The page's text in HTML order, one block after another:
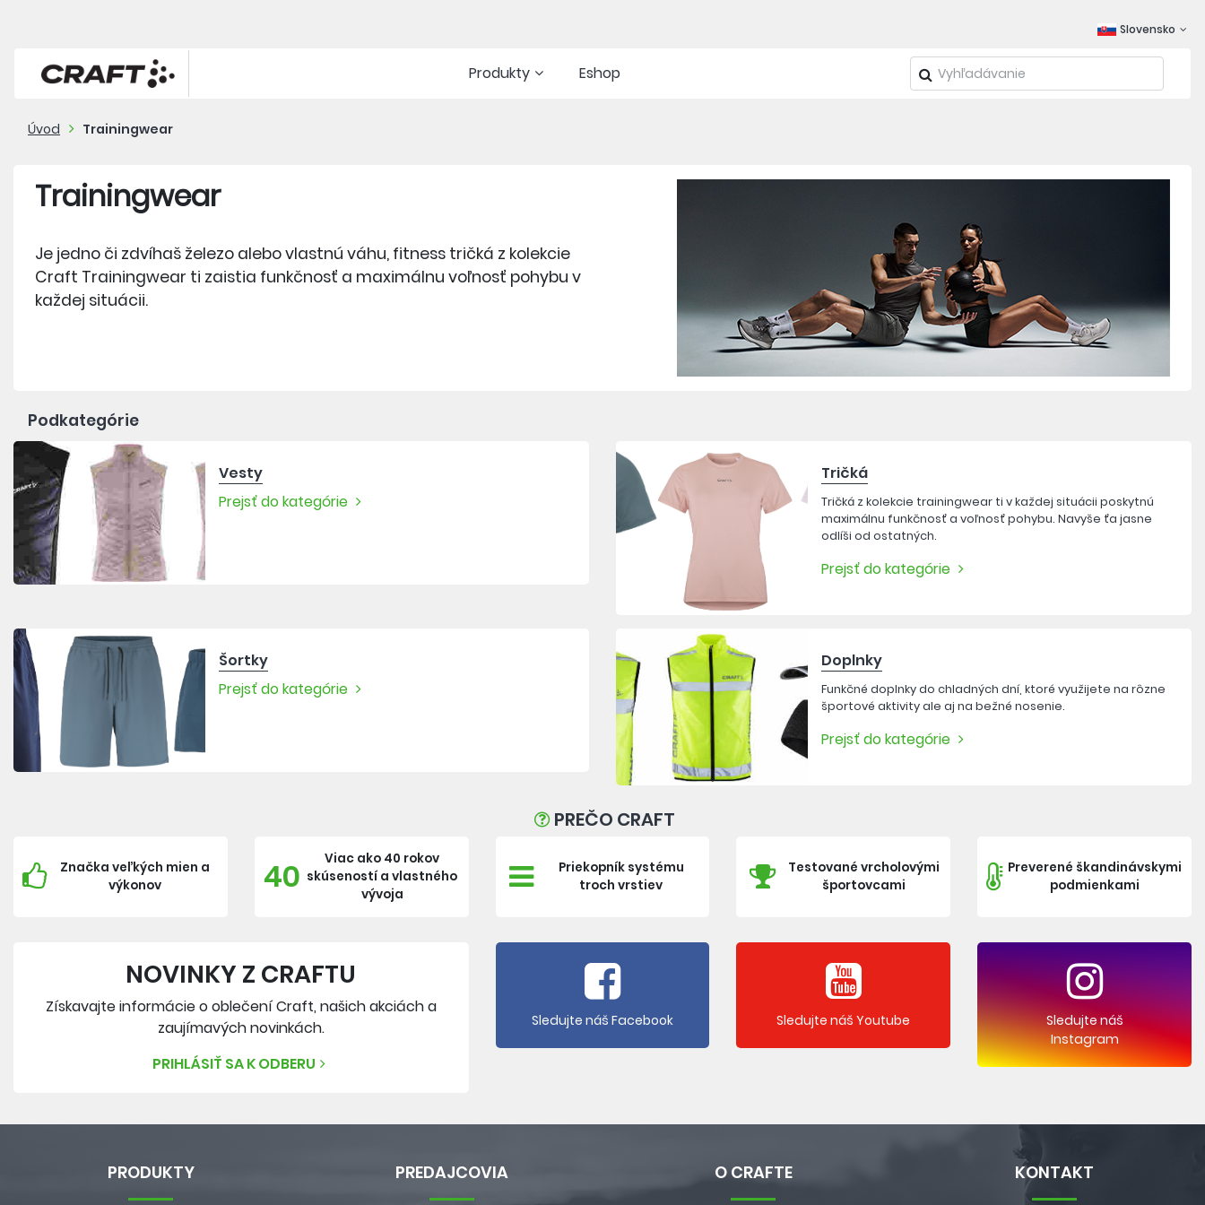
Slovensko
Produkty Eshop
Úvod Trainingwear
Trainingwear
Je jedno či zdvíhaš železo alebo vlastnú váhu, fitness tričká z kolekcie
Craft Trainingwear ti zaistia funkčnosť a maximálnu voľnosť pohybu v
každej situácii.
Podkategórie
Vesty
Prejsť do kategórie
Tričká
Tričká z kolekcie trainingwear ti v každej situácii poskytnú
maximálnu funkčnosť a voľnosť pohybu. Navyše ťa jasne
odlíši od ostatných.
Prejsť do kategórie
Šortky
Prejsť do kategórie
Doplnky
Funkčné doplnky do chladných dní, ktoré využijete na rôzne
športové aktivity ale aj na bežné nosenie.
Prejsť do kategórie
PREČO CRAFT
Značka veľkých mien a
výkonov
40
Viac ako 40 rokov
skúseností a vlastného
vývoja
Priekopník systému
troch vrstiev
Testované vrcholovými
športovcami
Preverené škandinávskymi
podmienkami
NOVINKY Z CRAFTU
Získavajte informácie o oblečení Craft, našich akciách a
zaujímavých novinkách.
PRIHLÁSIŤ SA K ODBERU
Sledujte náš Facebook Sledujte náš Youtube
Sledujte náš
Instagram
PRODUKTY PREDAJCOVIA O CRAFTE KONTAKT